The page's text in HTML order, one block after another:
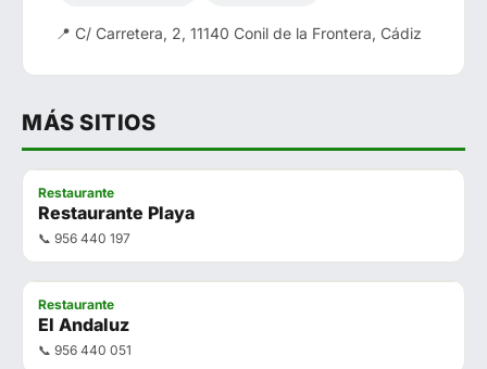
📍 C/ Carretera, 2, 11140 Conil de la Frontera, Cádiz
MÁS SITIOS
Restaurante
Restaurante Playa
📞 956 440 197
Restaurante
El Andaluz
📞 956 440 051